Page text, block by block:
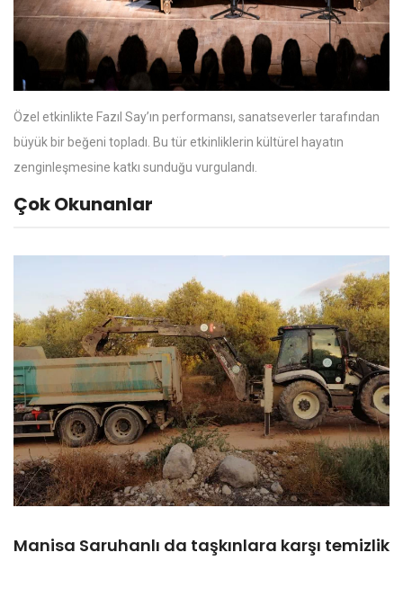
Özel etkinlikte Fazıl Say’ın performansı, sanatseverler tarafından
büyük bir beğeni topladı. Bu tür etkinliklerin kültürel hayatın
zenginleşmesine katkı sunduğu vurgulandı.
Çok Okunanlar
Manisa Saruhanlı da taşkınlara karşı temizlik